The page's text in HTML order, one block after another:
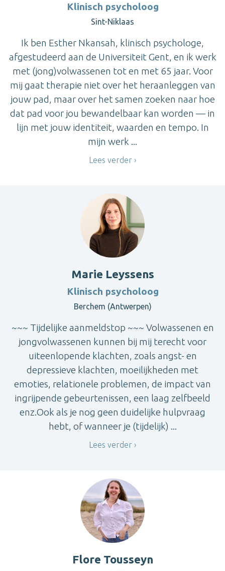
Klinisch psycholoog
Sint-Niklaas
Ik ben Esther Nkansah, klinisch psychologe,
afgestudeerd aan de Universiteit Gent, en ik werk
met (jong)volwassenen tot en met 65 jaar. Voor
mij gaat therapie niet over het heraanleggen van
jouw pad, maar over het samen zoeken naar hoe
dat pad voor jou bewandelbaar kan worden — in
lijn met jouw identiteit, waarden en tempo. In
mijn werk ...
Lees verder
Marie Leyssens
Klinisch psycholoog
Berchem (Antwerpen)
~~~ Tijdelijke aanmeldstop ~~~ Volwassenen en
jongvolwassenen kunnen bij mij terecht voor
uiteenlopende klachten, zoals angst- en
depressieve klachten, moeilijkheden met
emoties, relationele problemen, de impact van
ingrijpende gebeurtenissen, een laag zelfbeeld
enz.Ook als je nog geen duidelijke hulpvraag
hebt, of wanneer je (tijdelijk) ...
Lees verder
Flore Tousseyn